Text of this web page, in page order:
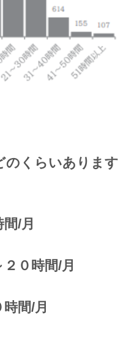
のくらいあります
/月
０時間/月
間/月